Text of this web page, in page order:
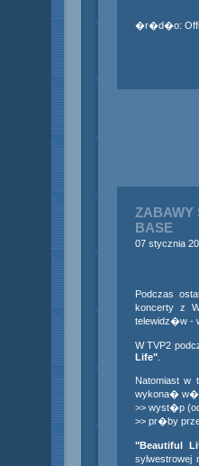
�r�d�o:
ZABAWY
BASE
07 stycznia
Podczas
koncerty z
telewidz�w -
W TVP2
Life".
Natomiast w
wykona�
>> wyst�p
>> pr�by
"Beautiful
sylwestrowej